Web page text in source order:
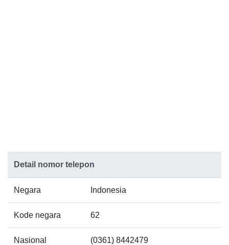
Detail nomor telepon
Negara Indonesia
Kode negara 62
Nasional (0361) 8442479